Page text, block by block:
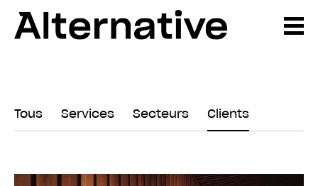
Tous Services Secteurs Clients